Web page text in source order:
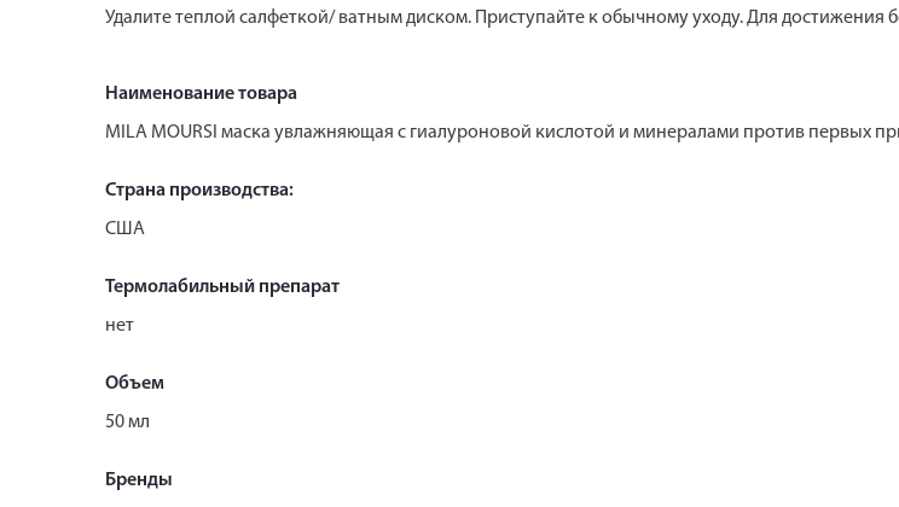
Удалите теплой салфеткой/ ватным диском. Приступайте к обычному уходу. Для достижения
Наименование товара
MILA MOURSI маска увлажняющая с гиалуроновой кислотой и минералами против первых
Страна производства:
США
Термолабильный препарат
нет
Объем
50 мл
Бренды